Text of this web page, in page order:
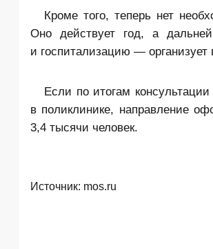
Кроме того, теперь нет
Оно действует год, а
и госпитализацию —
Если по итогам
в поликлинике, направление
3,4 тысячи человек.
Источник: mos.ru